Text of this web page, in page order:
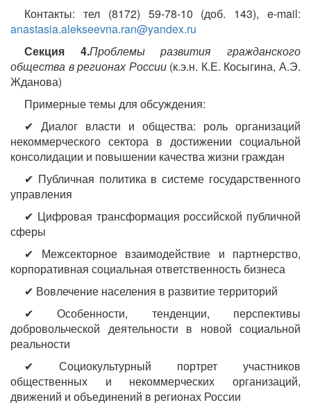
Контакты: тел (8172) 59-78-10 (доб. 143), e-mail:
anastasia.alekseevna.ran@yandex.ru
Секция 4.Проблемы развития гражданского
общества в регионах России(к.э.н. К.Е. Косыгина, А.Э.
Жданова)
Примерные темы для обсуждения:
✔ Диалог власти и общества: роль организаций
некоммерческого сектора в достижении социальной
консолидации и повышении качества жизни граждан
✔ Публичная политика в системе государственного
управления
✔ Цифровая трансформация российской публичной
сферы
✔ Межсекторное взаимодействие и партнерство,
корпоративная социальная ответственность бизнеса
✔ Вовлечение населения в развитие территорий
✔ Особенности, тенденции, перспективы
добровольческой деятельности в новой социальной
реальности
✔ Социокультурный портрет участников
общественных и некоммерческих организаций,
движений и объединений в регионах России